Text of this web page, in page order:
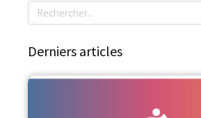
Rechercher
Derniers articles